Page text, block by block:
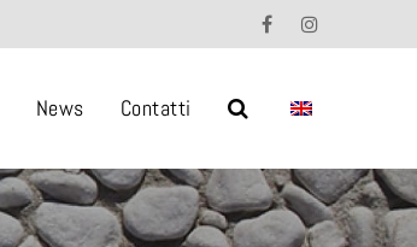
News Contatti